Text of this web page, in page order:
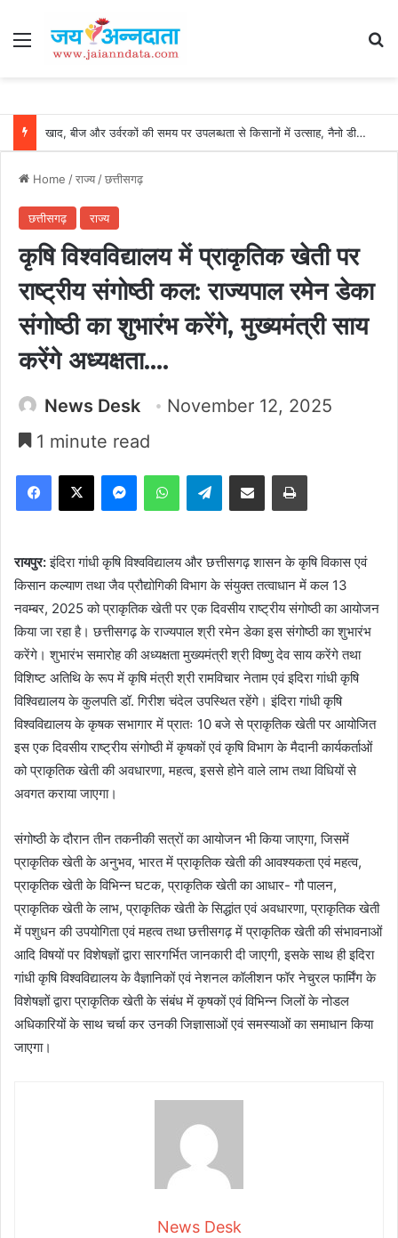
Menu
खाद, बीज और उर्वरकों की समय पर उपलब्धता से किसानों में उत्साह, नैनो डीएपी और नैनो यूरिया बने किसानों के भरोसेमंद कृषि साथी…..
Home /राज्य/छत्तीसगढ़
छत्तीसगढ़ राज्य
कृषि विश्वविद्यालय में प्राकृतिक खेती पर
राष्ट्रीय संगोष्ठी कल: राज्यपाल रमेन डेका
संगोष्ठी का शुभारंभ करेंगे, मुख्यमंत्री साय
करेंगे अध्यक्षता….
News Desk
November 12, 2025
1 minute read
Facebook
X MessengerWhatsAppTelegramShare via Email Print
रायपुर:इंदिरा गांधी कृषि विश्वविद्यालय और छत्तीसगढ़ शासन के कृषि विकास एवं
किसान कल्याण तथा जैव प्रौद्योगिकी विभाग के संयुक्त तत्वाधान में कल 13
नवम्बर, 2025 को प्राकृतिक खेती पर एक दिवसीय राष्ट्रीय संगोष्ठी का आयोजन
किया जा रहा है। छत्तीसगढ़ के राज्यपाल श्री रमेन डेका इस संगोष्ठी का शुभारंभ
करेंगे। शुभारंभ समारोह की अध्यक्षता मुख्यमंत्री श्री विष्णु देव साय करेंगे तथा
विशिष्ट अतिथि के रूप में कृषि मंत्री श्री रामविचार नेताम एवं इदिरा गांधी कृषि
विश्विद्यालय के कुलपति डॉ. गिरीश चंदेल उपस्थित रहेंगे। इंदिरा गांधी कृषि
विश्वविद्यालय के कृषक सभागार में प्रातः 10 बजे से प्राकृतिक खेती पर आयोजित
इस एक दिवसीय राष्ट्रीय संगोष्ठी में कृषकों एवं कृषि विभाग के मैदानी कार्यकर्ताओं
को प्राकृतिक खेती की अवधारणा, महत्व, इससे होने वाले लाभ तथा विधियों से
अवगत कराया जाएगा।
संगोष्ठी के दौरान तीन तकनीकी सत्रों का आयोजन भी किया जाएगा, जिसमें
प्राकृतिक खेती के अनुभव, भारत में प्राकृतिक खेती की आवश्यकता एवं महत्व,
प्राकृतिक खेती के विभिन्न घटक, प्राकृतिक खेती का आधार- गौ पालन,
प्राकृतिक खेती के लाभ, प्राकृतिक खेती के सिद्धांत एवं अवधारणा, प्राकृतिक खेती
में पशुधन की उपयोगिता एवं महत्व तथा छत्तीसगढ़ में प्राकृतिक खेती की संभावनाओं
आदि विषयों पर विशेषज्ञों द्वारा सारगर्भित जानकारी दी जाएगी, इसके साथ ही इदिरा
गांधी कृषि विश्वविद्यालय के वैज्ञानिकों एवं नेशनल कॉलीशन फॉर नेचुरल फार्मिंग के
विशेषज्ञों द्वारा प्राकृतिक खेती के संबंध में कृषकों एवं विभिन्न जिलों के नोडल
अधिकारियों के साथ चर्चा कर उनकी जिज्ञासाओं एवं समस्याओं का समाधान किया
जाएगा।
News Desk